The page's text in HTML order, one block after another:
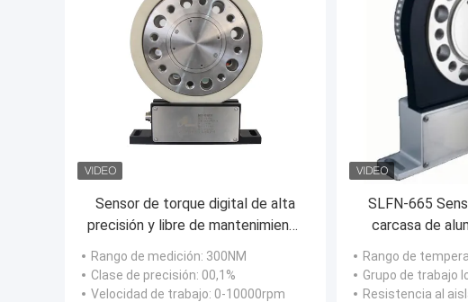
Sensor de torque digital de alta
precisión y libre de mantenimiento
Rango de medición: 300NM
Clase de precisión: 00,1%
Velocidad de trabajo: 0-10000rpm
SLFN-665
carcasa de
Rango de
Grupo de trabajo
Resistencia al